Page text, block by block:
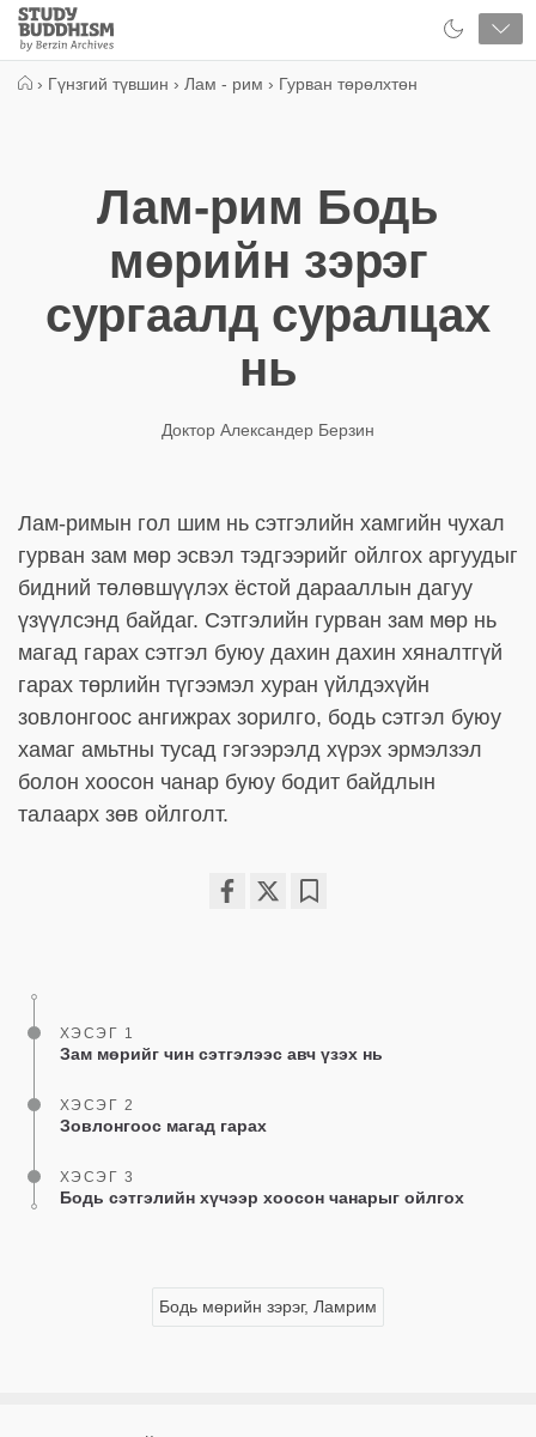
Close
Study
Buddhism
› Гүнзгий түвшин › Лам - рим › Гурван төрөлхтөн
Лам-рим Бодь
мөрийн зэрэг
сургаалд суралцах
нь
Доктор Александер Берзин
Лам-римын гол шим нь сэтгэлийн хамгийн чухал
гурван зам мөр эсвэл тэдгээрийг ойлгох аргуудыг
бидний төлөвшүүлэх ёстой дарааллын дагуу
үзүүлсэнд байдаг. Сэтгэлийн гурван зам мөр нь
магад гарах сэтгэл буюу дахин дахин хяналтгүй
гарах төрлийн түгээмэл хуран үйлдэхүйн
зовлонгоос ангижрах зорилго, бодь сэтгэл буюу
хамаг амьтны тусад гэгээрэлд хүрэх эрмэлзэл
болон хоосон чанар буюу бодит байдлын
талаарх зөв ойлголт.
ХЭСЭГ 1
Зам мөрийг чин сэтгэлээс авч үзэх нь
ХЭСЭГ 2
Зовлонгоос магад гарах
ХЭСЭГ 3
Бодь сэтгэлийн хүчээр хоосон чанарыг ойлгох
Бодь мөрийн зэрэг, Ламрим